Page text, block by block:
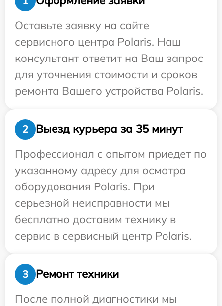
Оставьте заявку на сайте
сервисного центра Polaris. Наш
консультант ответит на Ваш запрос
для уточнения стоимости и сроков
ремонта Вашего устройства Polaris.
2
Выезд курьера за 35 минут
Профессионал с опытом приедет по
указанному адресу для осмотра
оборудования Polaris. При
серьезной неисправности мы
бесплатно доставим технику в
сервис в сервисный центр Polaris.
3
Ремонт техники
После полной диагностики мы